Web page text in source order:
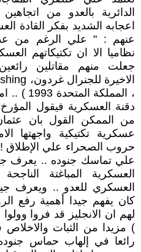
الدائرية بالعدو من
اعجابه الشديد بفكر القادة
عنهم : " علي الرغم من
نظاميا الا ان تكتيكاتهم
جعلت منهم مقاتلين
،
دقنة العسكرية فيقول
من الممكن القول بان
عسكرية تكتيكية واجهتها
حروب الصحراء علي الإطلاق !
علي تماسك جنوده .. يعرف
العسكرية المباغتة
العسكري للعدو .. ويعرف
كان يفهم جيدا أهمية رفع
لهم ان الانجليز قد فروا
) مزيدا من الثبات
رائعا في إلهاب حماس